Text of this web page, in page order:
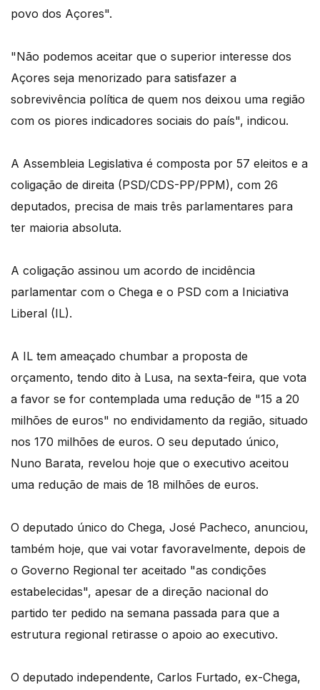
povo dos Açores".
"Não podemos aceitar que o superior interesse dos
Açores seja menorizado para satisfazer a
sobrevivência política de quem nos deixou uma região
com os piores indicadores sociais do país", indicou.
A Assembleia Legislativa é composta por 57 eleitos e a
coligação de direita (PSD/CDS-PP/PPM), com 26
deputados, precisa de mais três parlamentares para
ter maioria absoluta.
A coligação assinou um acordo de incidência
parlamentar com o Chega e o PSD com a Iniciativa
Liberal (IL).
A IL tem ameaçado chumbar a proposta de
orçamento, tendo dito à Lusa, na sexta-feira, que vota
a favor se for contemplada uma redução de "15 a 20
milhões de euros" no endividamento da região, situado
nos 170 milhões de euros. O seu deputado único,
Nuno Barata, revelou hoje que o executivo aceitou
uma redução de mais de 18 milhões de euros.
O deputado único do Chega, José Pacheco, anunciou,
também hoje, que vai votar favoravelmente, depois de
o Governo Regional ter aceitado "as condições
estabelecidas", apesar de a direção nacional do
partido ter pedido na semana passada para que a
estrutura regional retirasse o apoio ao executivo.
O deputado independente, Carlos Furtado, ex-Chega,